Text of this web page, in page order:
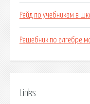
Рейд по учебникам в
Решебник по алгебре
Links